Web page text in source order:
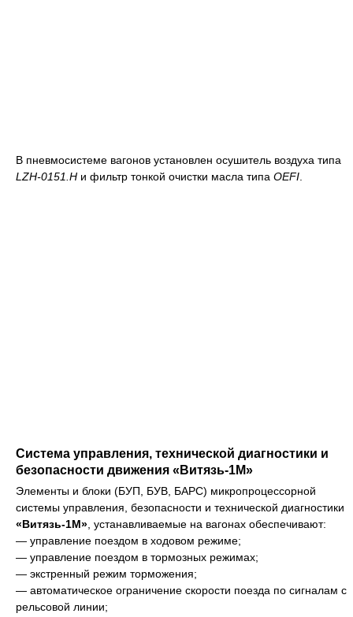
В пневмосистеме вагонов установлен осушитель воздуха типа
LZH-0151.Н и фильтр тонкой очистки масла типа OEFI
Система управления, технической диагностики и
безопасности движения «Витязь-1М»
Элементы и блоки (БУП, БУВ, БАРС) микропроцессорной
системы управления, безопасности и технической диагностики
«Витязь-1М» , устанавливаемые на вагонах обеспечивают:
— управление поездом в ходовом режиме;
— управление поездом в тормозных режимах;
— экстренный режим торможения;
— автоматическое ограничение скорости поезда по сигналам с
рельсовой линии;